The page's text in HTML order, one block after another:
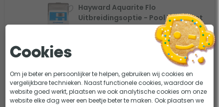
Vergelijk
Hayward Aquarite Flo
Uitbreidingsoptie - Pool RX Socket
0 beoordelingen
Op voorraad
469,-
Cookies
Om je beter en persoonlijker te helpen, gebruiken wij cookies en
vergelijkbare technieken. Naast functionele cookies, waardoor de
website goed werkt, plaatsen we ook analytische cookies om onze
website elke dag weer een beetje beter te maken. Ook plaatsen we